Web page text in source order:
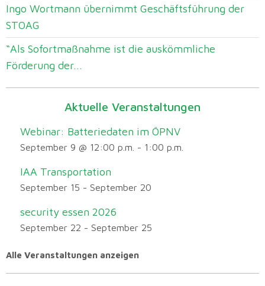
Ingo Wortmann übernimmt Geschäftsführung der
STOAG
“Als Sofortmaßnahme ist die auskömmliche
Förderung der...
Aktuelle Veranstaltungen
Webinar: Batteriedaten im ÖPNV
September 9 @ 12:00 p.m. - 1:00 p.m.
IAA Transportation
September 15 - September 20
security essen 2026
September 22 - September 25
Alle Veranstaltungen anzeigen